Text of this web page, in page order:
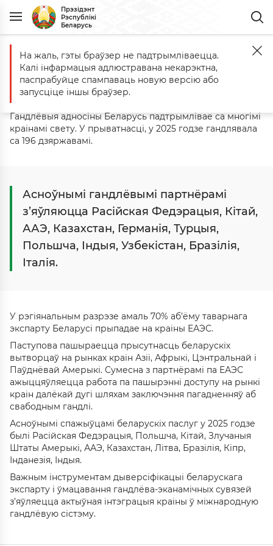
Прэзідэнт
Рэспублікі
Беларусь
Галоўная Беларусь Эканоміка Знешні гандаль Ключавыя
Ключавыя гандлёвыя партнёры
Гандлёвыя адносіны Беларусь падтрымлівае са многімі
краінамі свету. У прыватнасці, у 2025 годзе гандлявала
са 196 дзяржавамі.
Асноўнымі гандлёвымі партнёрамі
з’яўляюцца Расійская Федэрацыя, Кітай,
ААЭ, Казахстан, Германія, Турцыя,
Польшча, Індыя, Узбекістан, Бразілія,
Італія.
У рэгіянальным разрэзе амаль 70% аб’ёму таварнага
экспарту Беларусі прыпадае на краіны ЕАЭС.
Паступова пашыраецца прысутнасць беларускіх
вытворцаў на рынках краін Азіі, Афрыкі, Цэнтральнай і
Паўднёвай Амерыкі. Сумесна з партнёрамі па ЕАЭС
ажыццяўляецца работа па пашырэнні доступу на рынкі
краін далёкай дугі шляхам заключэння пагадненняў аб
свабодным гандлі.
Асноўнымі спажыўцамі беларускіх паслуг у 2025 годзе
былі Расійская Федэрацыя, Польшча, Кітай, Злучаныя
Штаты Амерыкі, ААЭ, Казахстан, Літва, Бразілія, Кіпр,
Інданезія, Індыя.
Важным інструментам дыверсіфікацыі беларускага
экспарту і ўмацавання гандлёва-эканамічных сувязей
з’яўляецца актыўная інтэграцыя краіны ў міжнародную
гандлёвую сістэму.
На жаль, гэты браўзер не падтрымліваецца.
Калі інфармацыя адлюстравана некарэктна,
паспрабуйце спампаваць новую версію або
запусціце іншы браўзер.